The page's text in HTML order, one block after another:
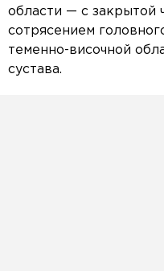
области — с закрытой
сотрясением
теменно-височной
сустава.